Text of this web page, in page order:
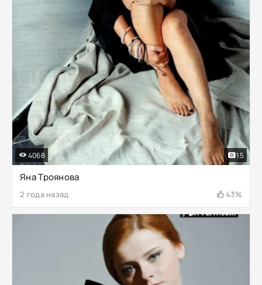
Яна Троянова
2 года назад 43%
4068 15